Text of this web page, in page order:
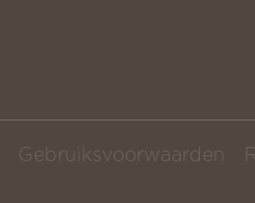
Gebruiksvoorwaarden